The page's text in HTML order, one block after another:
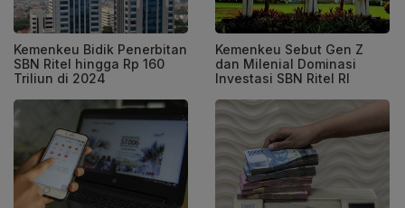
Kemenkeu Bidik Penerbitan
SBN Ritel hingga Rp 160
Triliun di 2024
Kemenkeu Sebut Gen Z
dan Milenial Dominasi
Investasi SBN Ritel RI